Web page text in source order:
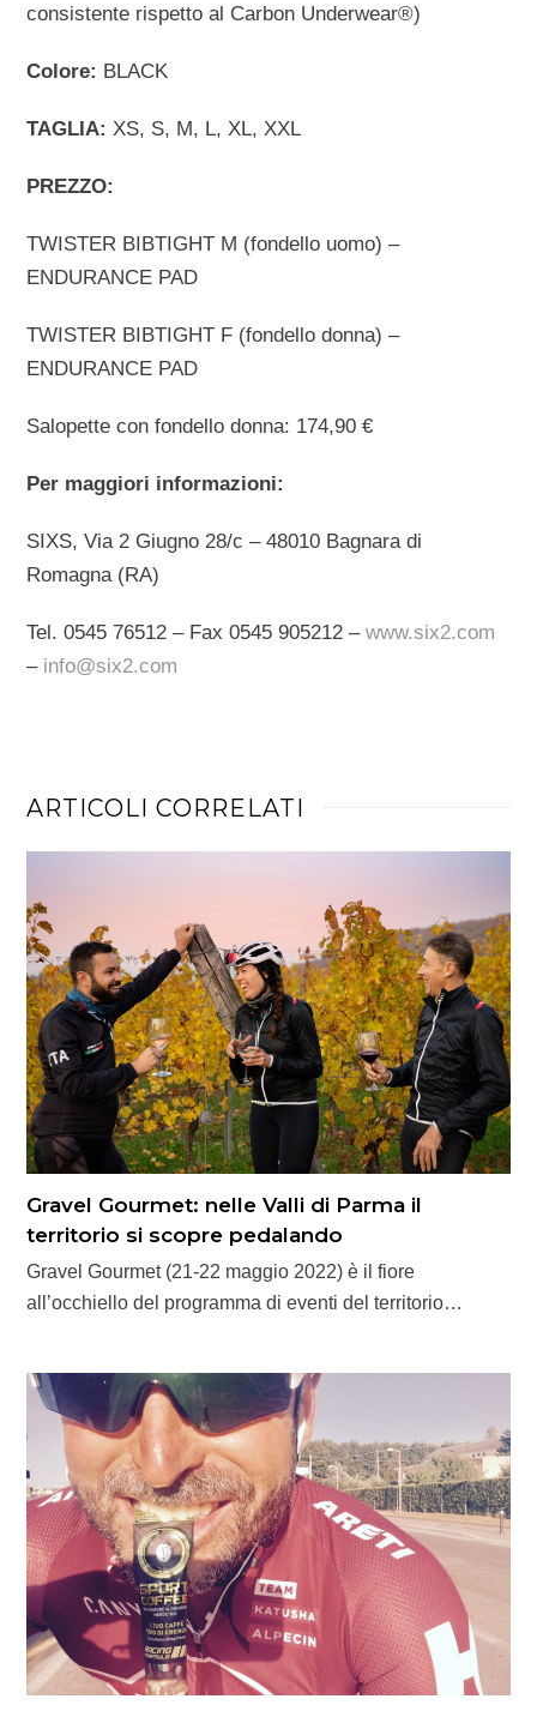
consistente rispetto al Carbon Underwear®)
Colore: BLACK
TAGLIA:XS, S, M, L, XL, XXL
PREZZO:
TWISTER BIBTIGHT M (fondello uomo) –
ENDURANCE PAD
TWISTER BIBTIGHT F (fondello donna) –
ENDURANCE PAD
Salopette con fondello donna: 174,90 €
Per maggiori informazioni:
SIXS, Via 2 Giugno 28/c – 48010 Bagnara di
Romagna (RA)
Tel. 0545 76512 – Fax 0545 905212 –www.six2.com
– info@six2.com
ARTICOLI CORRELATI
Gravel Gourmet: nelle Valli di Parma il
territorio si scopre pedalando
Gravel Gourmet (21-22 maggio 2022) è il fiore
all’occhiello del programma di eventi del territorio…